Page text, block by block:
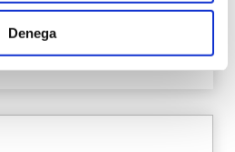
Denega